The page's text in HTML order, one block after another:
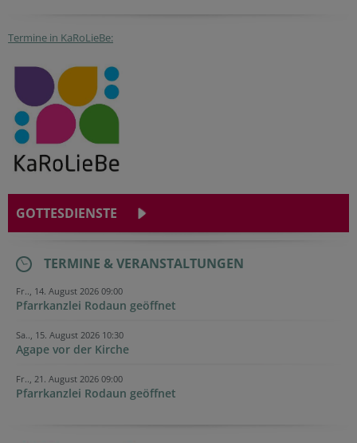
Termine in KaRoLieBe:
GOTTESDIENSTE
TERMINE & VERANSTALTUNGEN
Fr.., 14. August 2026 09:00
Pfarrkanzlei Rodaun geöffnet
Sa.., 15. August 2026 10:30
Agape vor der Kirche
Fr.., 21. August 2026 09:00
Pfarrkanzlei Rodaun geöffnet